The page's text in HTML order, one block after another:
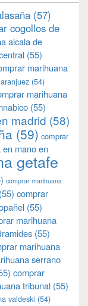
(57)
cogollos de
alcala de
(55)
marihuana
(54)
marihuana
(55)
madrid (58)
(59) comprar
mano en
getafe
comprar marihuana
(55) comprar
(55)
marihuana
(55)
marihuana
serrano
comprar
tribunal (55)
valdeski (54)